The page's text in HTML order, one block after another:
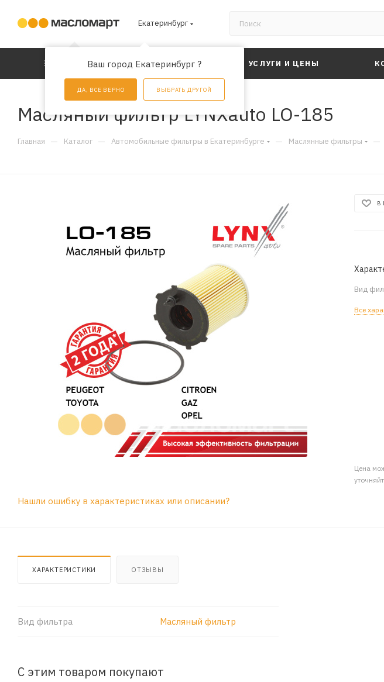
Екатеринбург
Ваш город Екатеринбург ?
ДА, ВСЕ ВЕРНО ВЫБРАТЬ ДРУГОЙ
КАТАЛОГ АКЦИИ УСЛУГИ И ЦЕНЫ
Масляный фильтр LYNXauto LO-185
Главная — Каталог — Автомобильные фильтры в Екатеринбурге — Маслянные фильтры —
В
Вид
Все
Цена
Нашли ошибку в характеристиках или описании?
ХАРАКТЕРИСТИКИ ОТЗЫВЫ
Вид фильтра Масляный фильтр
С этим товаром покупают